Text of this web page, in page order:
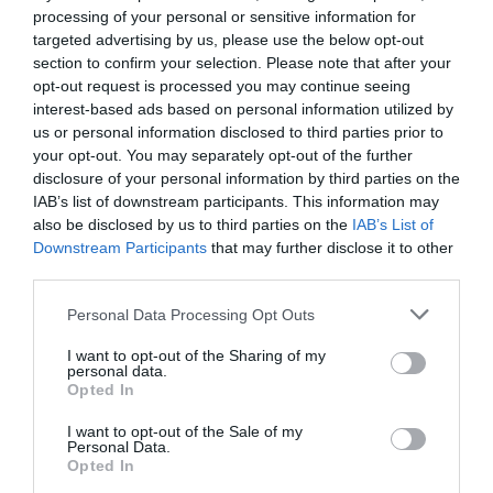
processing of your personal or sensitive information for
targeted advertising by us, please use the below opt-out
section to confirm your selection. Please note that after your
opt-out request is processed you may continue seeing
interest-based ads based on personal information utilized by
us or personal information disclosed to third parties prior to
your opt-out. You may separately opt-out of the further
disclosure of your personal information by third parties on the
IAB’s list of downstream participants. This information may
also be disclosed by us to third parties on the IAB’s List of
Downstream Participants that may further disclose it to other
Personal Data Processing Opt Outs
I want to opt-out of the Sharing of my
personal data.
Opted In
I want to opt-out of the Sale of my
Personal Data.
Opted In
proiectate în cinematografe înainte de a fi disponibile
online.
Legea păstrează intervalul de 105 zile – deja folosit –
dar adaugă o flexibilitate: intervalul poate fi scurtat la
60 de zile, pentru filmele proiectate în mai puțîn de 80
de săli de cinema sau vizionate de mai puțîn de
50.000 de spectatori în primele trei săptămâni.
„Cu acest decret, facem că unele filme să fie mai
repede comercializate. Este important să protejăm
cinematografele, care au nevoie de filme care să le
aducă venituri pentru a funcționa”, a spus Bonisoli.
Președintele asociației Agis, Carlo Fontana, a spus
că legea protejează împotriva „concurenței neloiale